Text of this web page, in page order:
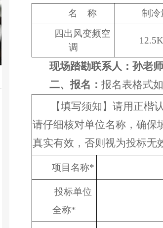
名 称 制冷
四出风变频空
调
现场踏勘联系人：孙老师
二、 报名： 报名表格式如
【填写须知】请用正楷
请仔细核对单位名称，确保
真实有效，否则视为投标无
项目名称*
投标单位
全称*